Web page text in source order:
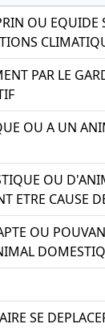
OU EQUIDE
PAR LE
OU A UN
OU
ETRE CAUSE
OU
SE